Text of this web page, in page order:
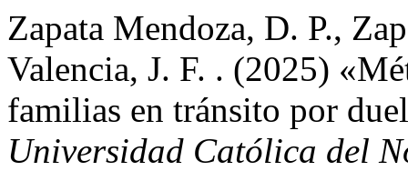
Zapata Mendoza, D. P.,
Valencia, J. F. . (2025)
familias en tránsito por
Universidad Católica del